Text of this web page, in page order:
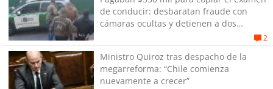
de conducir: desbaratan fraude con
cámaras ocultas y detienen a dos
2
Ministro Quiroz tras despacho de la
megarreforma: “Chile comienza
nuevamente a crecer”